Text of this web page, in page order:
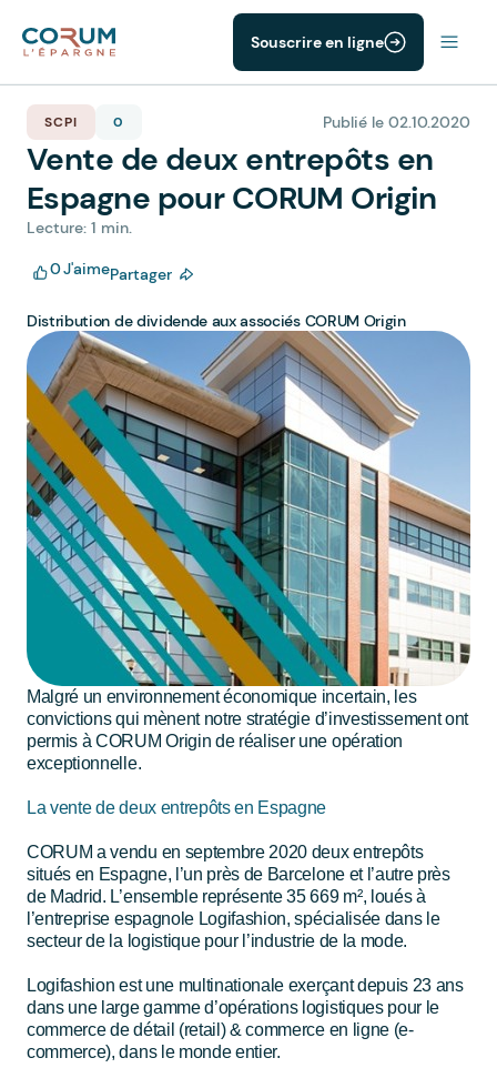
Souscrire en ligne
SCPI 0 Publié le 02.10.2020
Vente de deux entrepôts en
Espagne pour CORUM Origin
Lecture: 1 min.
0J'aimePartager
Distribution de dividende aux associés CORUM Origin
Malgré un environnement économique incertain, les
convictions qui mènent notre stratégie d’investissement ont
permis à CORUM Origin de réaliser une opération
exceptionnelle.
La vente de deux entrepôts en Espagne
CORUM a vendu en septembre 2020 deux entrepôts
situés en Espagne, l’un près de Barcelone et l’autre près
de Madrid. L’ensemble représente 35 669 m², loués à
l’entreprise espagnole Logifashion, spécialisée dans le
secteur de la logistique pour l’industrie de la mode.
Logifashion est une multinationale exerçant depuis 23 ans
dans une large gamme d’opérations logistiques pour le
commerce de détail (retail) & commerce en ligne (e-
commerce), dans le monde entier.